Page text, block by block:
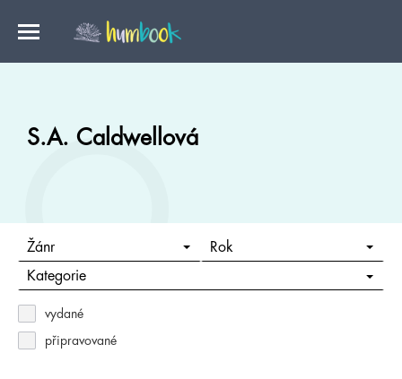
S.A. Caldwellová
Žánr Rok
Kategorie
vydané
připravované